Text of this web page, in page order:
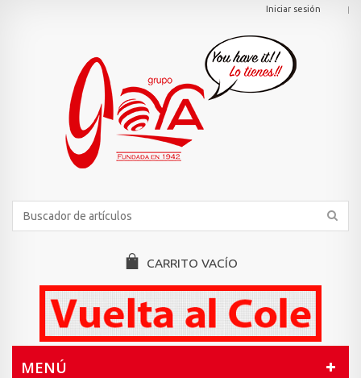
Iniciar sesión
CARRITO VACÍO
MENÚ